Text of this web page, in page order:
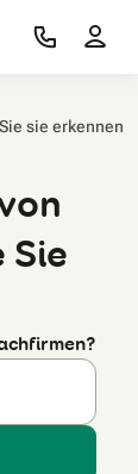
sie erkennen‎
Sie